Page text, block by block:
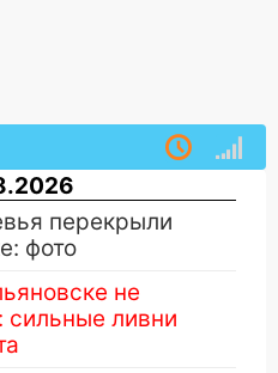
перекрыли
фото
не
сильные ливни